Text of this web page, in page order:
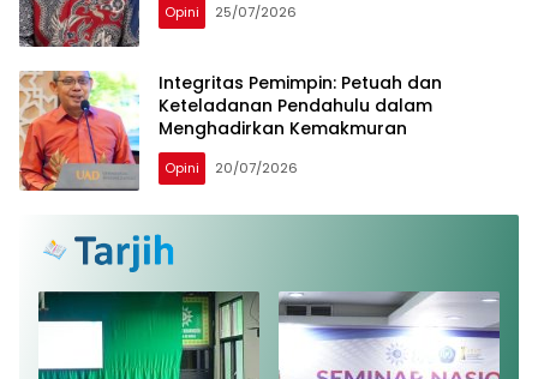
Opini 25/07/2026
Integritas Pemimpin: Petuah dan
Keteladanan Pendahulu dalam
Menghadirkan Kemakmuran
Opini 20/07/2026